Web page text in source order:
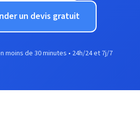
un devis gratuit
moins de 30 minutes • 24h/24 et 7j/7